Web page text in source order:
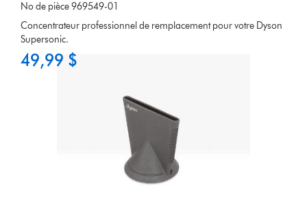
site
No de pièce 969549-01
Concentrateur professionnel de remplacement pour votre Dyson
Supersonic.
49,99 $